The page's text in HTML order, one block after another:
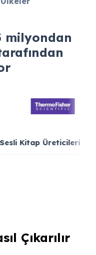
milyondan
Sesli
Çıkarılır